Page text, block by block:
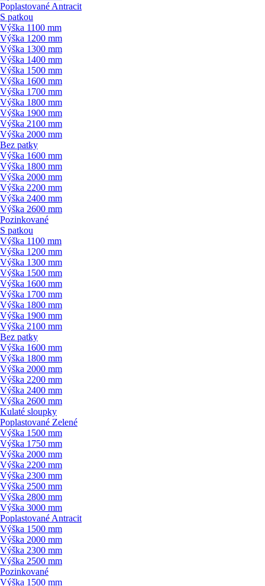
Poplastované Antracit
S patkou
Výška 1100 mm
Výška 1200 mm
Výška 1300 mm
Výška 1400 mm
Výška 1500 mm
Výška 1600 mm
Výška 1700 mm
Výška 1800 mm
Výška 1900 mm
Výška 2100 mm
Výška 2000 mm
Bez patky
Výška 1600 mm
Výška 1800 mm
Výška 2000 mm
Výška 2200 mm
Výška 2400 mm
Výška 2600 mm
Pozinkované
S patkou
Výška 1100 mm
Výška 1200 mm
Výška 1300 mm
Výška 1500 mm
Výška 1600 mm
Výška 1700 mm
Výška 1800 mm
Výška 1900 mm
Výška 2100 mm
Bez patky
Výška 1600 mm
Výška 1800 mm
Výška 2000 mm
Výška 2200 mm
Výška 2400 mm
Výška 2600 mm
Kulaté sloupky
Poplastované Zelené
Výška 1500 mm
Výška 1750 mm
Výška 2000 mm
Výška 2200 mm
Výška 2300 mm
Výška 2500 mm
Výška 2800 mm
Výška 3000 mm
Poplastované Antracit
Výška 1500 mm
Výška 2000 mm
Výška 2300 mm
Výška 2500 mm
Pozinkované
Výška 1500 mm